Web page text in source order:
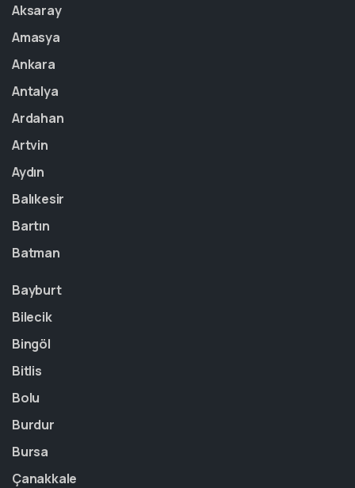
Aksaray
Amasya
Ankara
Antalya
Ardahan
Artvin
Aydın
Balıkesir
Bartın
Batman
Bayburt
Bilecik
Bingöl
Bitlis
Bolu
Burdur
Bursa
Çanakkale